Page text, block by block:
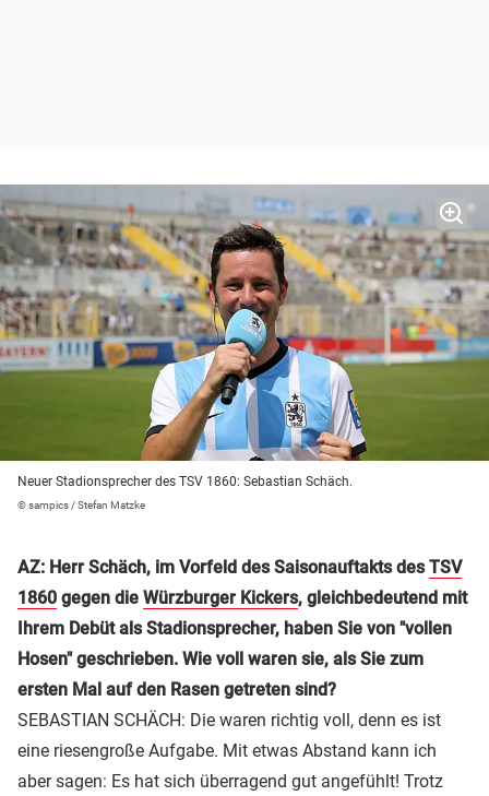
Neuer Stadionsprecher des TSV 1860: Sebastian Schäch.
© sampics / Stefan Matzke
AZ: Herr Schäch, im Vorfeld des Saisonauftakts desTSV
1860 gegen die Würzburger Kickers, gleichbedeutend mit
Ihrem Debüt als Stadionsprecher, haben Sie von "vollen
Hosen" geschrieben. Wie voll waren sie, als Sie zum
ersten Mal auf den Rasen getreten sind?
SEBASTIAN SCHÄCH: Die waren richtig voll, denn es ist
eine riesengroße Aufgabe. Mit etwas Abstand kann ich
aber sagen: Es hat sich überragend gut angefühlt! Trotz